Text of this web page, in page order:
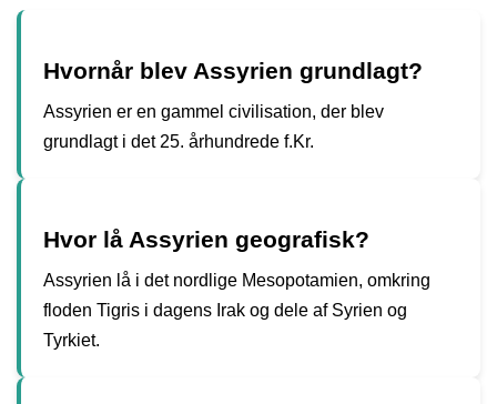
Hvornår blev Assyrien grundlagt?
Assyrien er en gammel civilisation, der blev
grundlagt i det 25. århundrede f.Kr.
Hvor lå Assyrien geografisk?
Assyrien lå i det nordlige Mesopotamien, omkring
floden Tigris i dagens Irak og dele af Syrien og
Tyrkiet.